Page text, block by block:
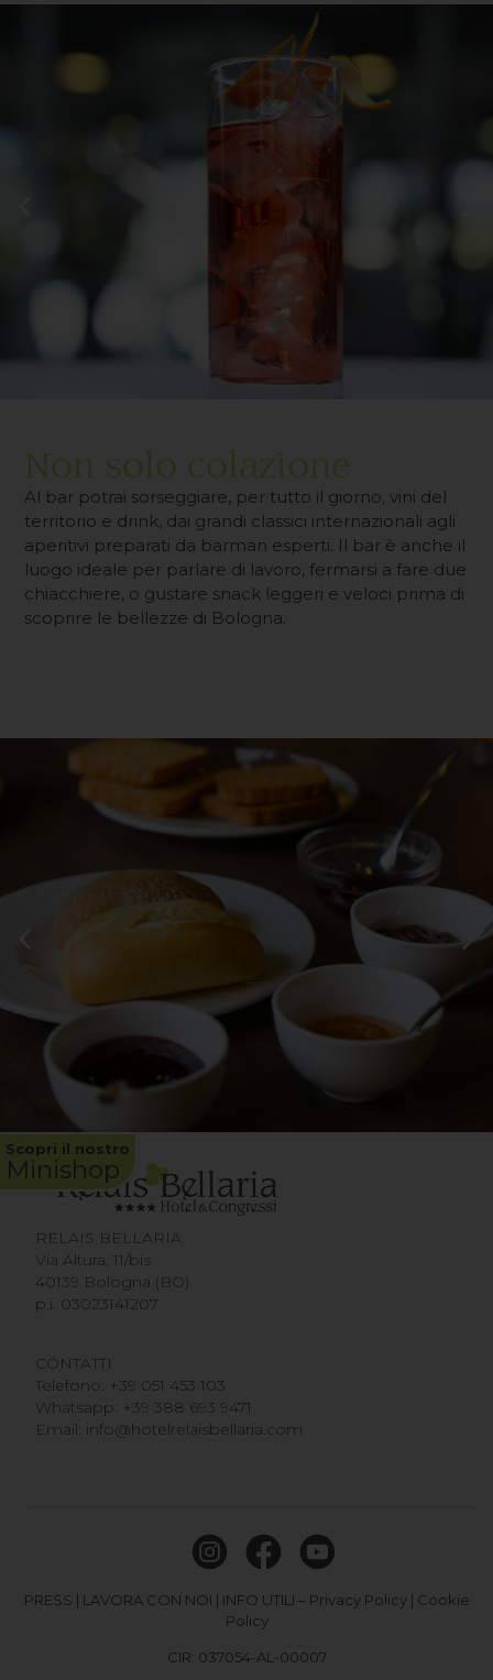
Scopri il nostro
Minishop
Non solo colazione
Al bar potrai sorseggiare, per tutto il giorno, vini del
territorio e drink, dai grandi classici internazionali agli
aperitivi preparati da barman esperti. Il bar è anche il
luogo ideale per parlare di lavoro, fermarsi a fare due
chiacchiere, o gustare snack leggeri e veloci prima di
scoprire le bellezze di Bologna.
RELAIS BELLARIA
Via Altura, 11/bis
40139 Bologna (BO)
p.i. 03023141207
CONTATTI
Telefono: +39 051 453 103
Whatsapp: +39 388 693 9471
Email: info@hotelrelaisbellaria.com
PRESS | LAVORA CON NOI | INFO UTILI – Privacy Policy| Cookie
Policy
CIR: 037054-AL-00007